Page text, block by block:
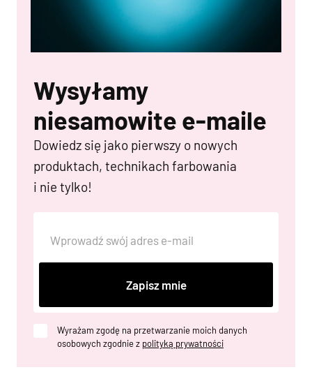
Wysyłamy
niesamowite e-maile
Dowiedz się jako pierwszy o nowych
produktach, technikach farbowania
i nie tylko!
Zapisz mnie
Wyrażam zgodę na przetwarzanie moich danych
osobowych zgodnie z polityką prywatności